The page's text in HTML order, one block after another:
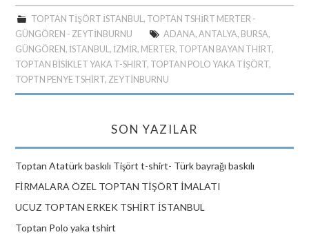
TOPTAN TIŞÖRT ISTANBUL , TOPTAN TSHIRT MERTER -
GÜNGÖREN - ZEYTINBURNU
ADANA, ANTALYA, BURSA,
GÜNGÖREN, ISTANBUL, İZMIR, MERTER, TOPTAN BAYAN THIRT,
TOPTAN BISIKLET YAKA T-SHIRT, TOPTAN POLO YAKA TIŞÖRT,
TOPTN PENYE TSHIRT, ZEYTINBURNU
SON YAZILAR
Toptan Atatürk baskılı Tişört t-shirt- Türk bayrağı baskılı
FİRMALARA ÖZEL TOPTAN TİŞÖRT İMALATI
UCUZ TOPTAN ERKEK TSHİRT İSTANBUL
Toptan Polo yaka tshirt